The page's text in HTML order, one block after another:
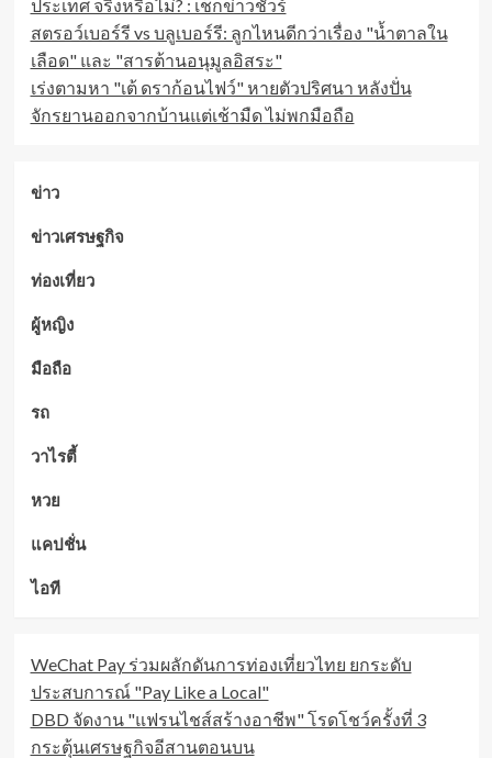
ประเทศ จริงหรือไม่? : เช็กข่าวชัวร์
สตรอว์เบอร์รี vs บลูเบอร์รี: ลูกไหนดีกว่าเรื่อง "น้ำตาลใน
เลือด" และ "สารต้านอนุมูลอิสระ"
เร่งตามหา "เต้ ดราก้อนไฟว์" หายตัวปริศนา หลังปั่น
จักรยานออกจากบ้านแต่เช้ามืด ไม่พกมือถือ
ข่าว
ข่าวเศรษฐกิจ
ท่องเที่ยว
ผู้หญิง
มือถือ
รถ
วาไรตี้
หวย
แคปชั่น
ไอที
WeChat Pay ร่วมผลักดันการท่องเที่ยวไทย ยกระดับ
ประสบการณ์ "Pay Like a Local"
DBD จัดงาน "แฟรนไชส์สร้างอาชีพ" โรดโชว์ครั้งที่ 3
กระตุ้นเศรษฐกิจอีสานตอนบน